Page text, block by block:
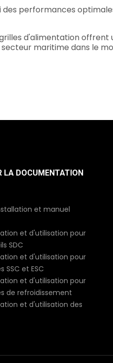
performances
d'alimentation offrent
maritime dans le
LA DOCUMENTATION
et manuel
et d'utilisation pour
SDC
et d'utilisation pour
SSC et ESC
et d'utilisation pour
de refroidissement
et d'utilisation des